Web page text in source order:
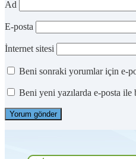
Ad
E-posta
İnternet sitesi
Beni sonraki yorumlar için e-
Beni yeni yazılarda e-posta ile